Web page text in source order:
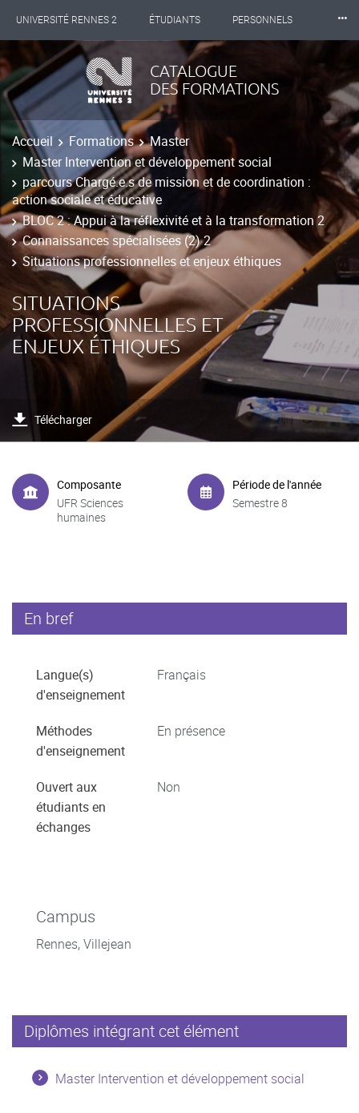
UNIVERSITÉ RENNES 2 ÉTUDIANTS PERSONNELS
INTERNATIONAL PROFESSIONNELS
LES NOUVELLES DE RENNES 2
⸱⸱⸱
CATALOGUE
DES FORMATIONS
Accueil Formations
Master
Master Intervention et développement social
parcours Chargé.e.s de mission et de coordination :
action sociale et éducative
BLOC 2 : Appui à la réflexivité et à la transformation 2
Connaissances spécialisées (2) 2
Situations professionnelles et enjeux éthiques
SITUATIONS
PROFESSIONNELLES ET
ENJEUX ÉTHIQUES
Télécharger
Composante
UFR Sciences
humaines
Période de l'année
Semestre 8
En bref
Langue(s)
d'enseignement
Français
Méthodes
d'enseignement
En présence
Ouvert aux
étudiants en
échanges
Non
Campus
Rennes, Villejean
Diplômes intégrant cet élément
Master Intervention et développement social